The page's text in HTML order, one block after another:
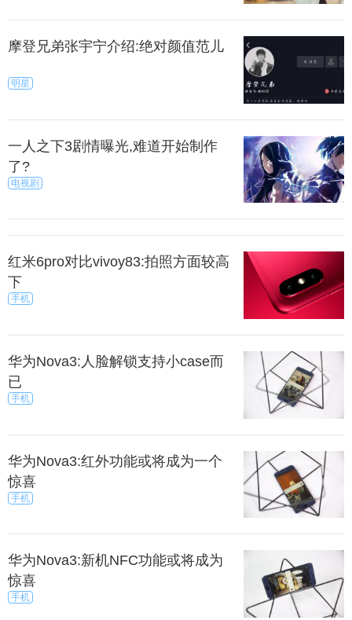
上一篇 下一页
来源：暮暮 秀目网 /
摩登兄弟张宇宁介绍:绝对颜值范儿
明星
一人之下3剧情曝光,难道开始制作
了?
电视剧
红米6pro对比vivoy83:拍照方面较高
下
手机
华为Nova3:人脸解锁支持小case而
已
手机
华为Nova3:红外功能或将成为一个
惊喜
手机
华为Nova3:新机NFC功能或将成为
惊喜
手机